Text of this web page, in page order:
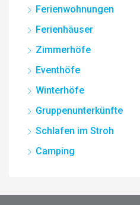
Ferienwohnungen
Ferienhäuser
Zimmerhöfe
Eventhöfe
Winterhöfe
Gruppenunterkünfte
Schlafen im Stroh
Camping